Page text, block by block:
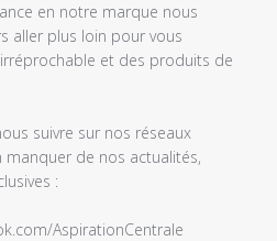
en notre marque nous
aller plus loin pour vous
et des produits de
suivre sur nos réseaux
manquer de nos actualités,
:
AspirationCentrale